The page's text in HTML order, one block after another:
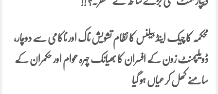
محکمہ کا چیک اینڈ بیلنس کا نظام تشویش ناک اور ناکامی سے دوچار،
ڈویلپمنٹ زون کے افسران کا بھیانک چہرہ عوام اور حکمران کے
سامنے کھل کر عیاں ہو گیا